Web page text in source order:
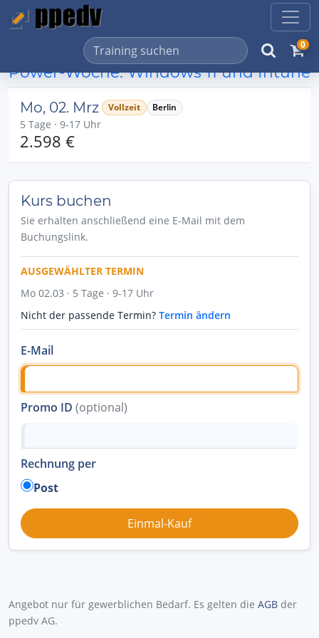
0
Power-Woche: Windows 11 und Intune
Mo, 02. Mrz Vollzeit Berlin
5 Tage · 9-17 Uhr
2.598 €
Kurs buchen
Sie erhalten anschließend eine E-Mail mit dem
Buchungslink.
AUSGEWÄHLTER TERMIN
Mo 02.03 · 5 Tage · 9-17 Uhr
Nicht der passende Termin? Termin ändern
E-Mail
Promo ID (optional)
Rechnung per
Post
Angebot nur für gewerblichen Bedarf. Es gelten die AGB der
ppedv AG.